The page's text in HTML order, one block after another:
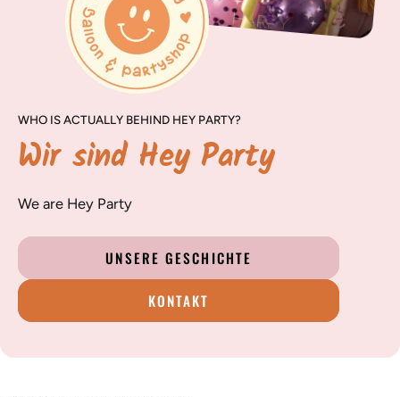
WHO IS ACTUALLY BEHIND HEY PARTY?
Wir sind Hey Party
We are Hey Party
UNSERE GESCHICHTE
KONTAKT